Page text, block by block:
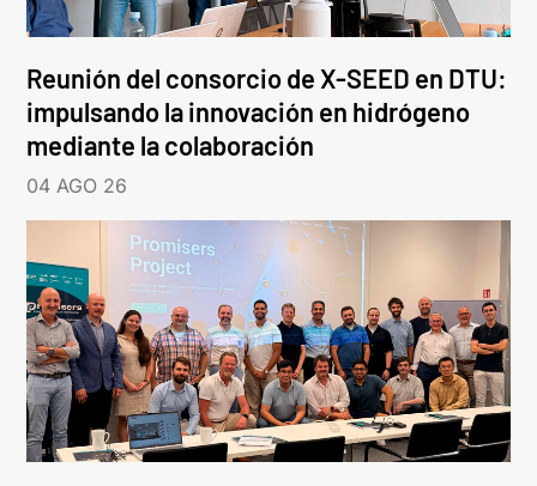
Reunión del consorcio de X-SEED en DTU:
impulsando la innovación en hidrógeno
mediante la colaboración
04 AGO 26